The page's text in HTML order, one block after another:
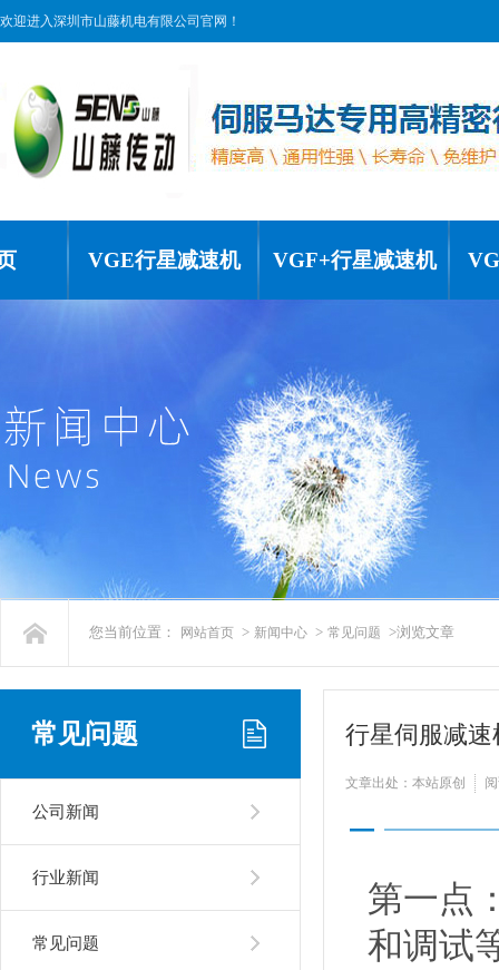
欢迎进入深圳市山藤机电有限公司官网！
VGE行星减速机 VGF+行星减速机
您当前位置： 网站首页 > 新闻中心 > 常见问题 >浏览文章
常见问题
公司新闻
行业新闻
常见问题
行星伺服减
文章出处：本站原创
第一点
和调试